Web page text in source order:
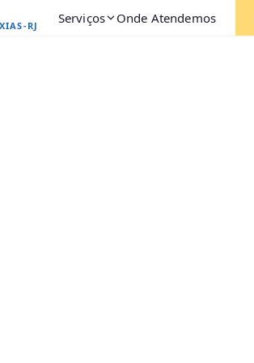
-RJ Serviços Onde Atendemos